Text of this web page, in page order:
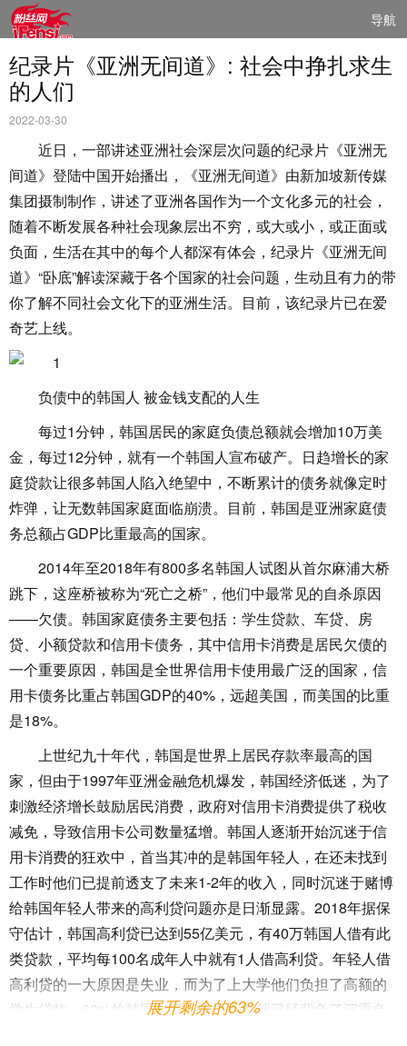
导航
纪录片《亚洲无间道》: 社会中挣扎求生
的人们
2022-03-30
近日，一部讲述亚洲社会深层次问题的纪录片《亚洲无
间道》登陆中国开始播出，《亚洲无间道》由新加坡新传媒
集团摄制制作，讲述了亚洲各国作为一个文化多元的社会，
随着不断发展各种社会现象层出不穷，或大或小，或正面或
负面，生活在其中的每个人都深有体会，纪录片《亚洲无间
道》“卧底”解读深藏于各个国家的社会问题，生动且有力的带
你了解不同社会文化下的亚洲生活。目前，该纪录片已在爱
奇艺上线。
负债中的韩国人 被金钱支配的人生
每过1分钟，韩国居民的家庭负债总额就会增加10万美
金，每过12分钟，就有一个韩国人宣布破产。日趋增长的家
庭贷款让很多韩国人陷入绝望中，不断累计的债务就像定时
炸弹，让无数韩国家庭面临崩溃。目前，韩国是亚洲家庭债
务总额占GDP比重最高的国家。
2014年至2018年有800多名韩国人试图从首尔麻浦大桥
跳下，这座桥被称为“死亡之桥”，他们中最常见的自杀原因
——欠债。韩国家庭债务主要包括：学生贷款、车贷、房
贷、小额贷款和信用卡债务，其中信用卡消费是居民欠债的
一个重要原因，韩国是全世界信用卡使用最广泛的国家，信
用卡债务比重占韩国GDP的40%，远超美国，而美国的比重
是18%。
上世纪九十年代，韩国是世界上居民存款率最高的国
家，但由于1997年亚洲金融危机爆发，韩国经济低迷，为了
刺激经济增长鼓励居民消费，政府对信用卡消费提供了税收
减免，导致信用卡公司数量猛增。韩国人逐渐开始沉迷于信
用卡消费的狂欢中，首当其冲的是韩国年轻人，在还未找到
工作时他们已提前透支了未来1-2年的收入，同时沉迷于赌博
给韩国年轻人带来的高利贷问题亦是日渐显露。2018年据保
守估计，韩国高利贷已达到55亿美元，有40万韩国人借有此
类贷款，平均每100名成年人中就有1人借高利贷。年轻人借
高利贷的一大原因是失业，而为了上大学他们负担了高额的
学生贷款，60%的韩国年轻人在毕业时就已经背负了沉重负
展开剩余的63%